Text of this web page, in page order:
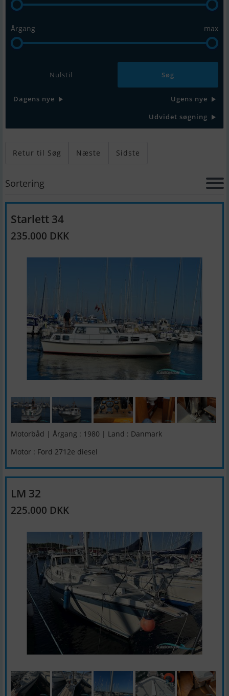
Årgang max
Nulstil
Dagens nye
Ugens nye
Udvidet søgning
Retur til Søg Næste Sidste
Sortering
Starlett 34
235.000 DKK
Motorbåd | Årgang : 1980 | Land : Danmark
Motor : Ford 2712e diesel
LM 32
225.000 DKK